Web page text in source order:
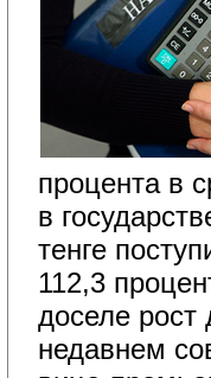
процента в
в
тенге
112,3
доселе рост
недавнем